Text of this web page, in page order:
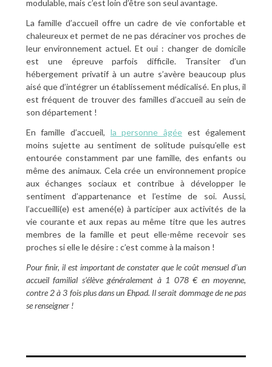
modulable, mais c’est loin d’être son seul avantage.
La famille d’accueil offre un cadre de vie confortable et
chaleureux et permet de ne pas déraciner vos proches de
leur environnement actuel. Et oui : changer de domicile
est une épreuve parfois difficile. Transiter d’un
hébergement privatif à un autre s’avère beaucoup plus
aisé que d’intégrer un établissement médicalisé. En plus, il
est fréquent de trouver des familles d’accueil au sein de
son département !
En famille d’accueil, la personne âgée est également
moins sujette au sentiment de solitude puisqu’elle est
entourée constamment par une famille, des enfants ou
même des animaux. Cela crée un environnement propice
aux échanges sociaux et contribue à développer le
sentiment d’appartenance et l’estime de soi. Aussi,
l’accueilli(e) est amené(e) à participer aux activités de la
vie courante et aux repas au même titre que les autres
membres de la famille et peut elle-même recevoir ses
proches si elle le désire : c’est comme à la maison !
Pour finir, il est important de constater que le coût mensuel d’un
accueil familial s’élève généralement à 1 078 € en moyenne,
contre 2 à 3 fois plus dans un Ehpad. Il serait dommage de ne pas
se renseigner !